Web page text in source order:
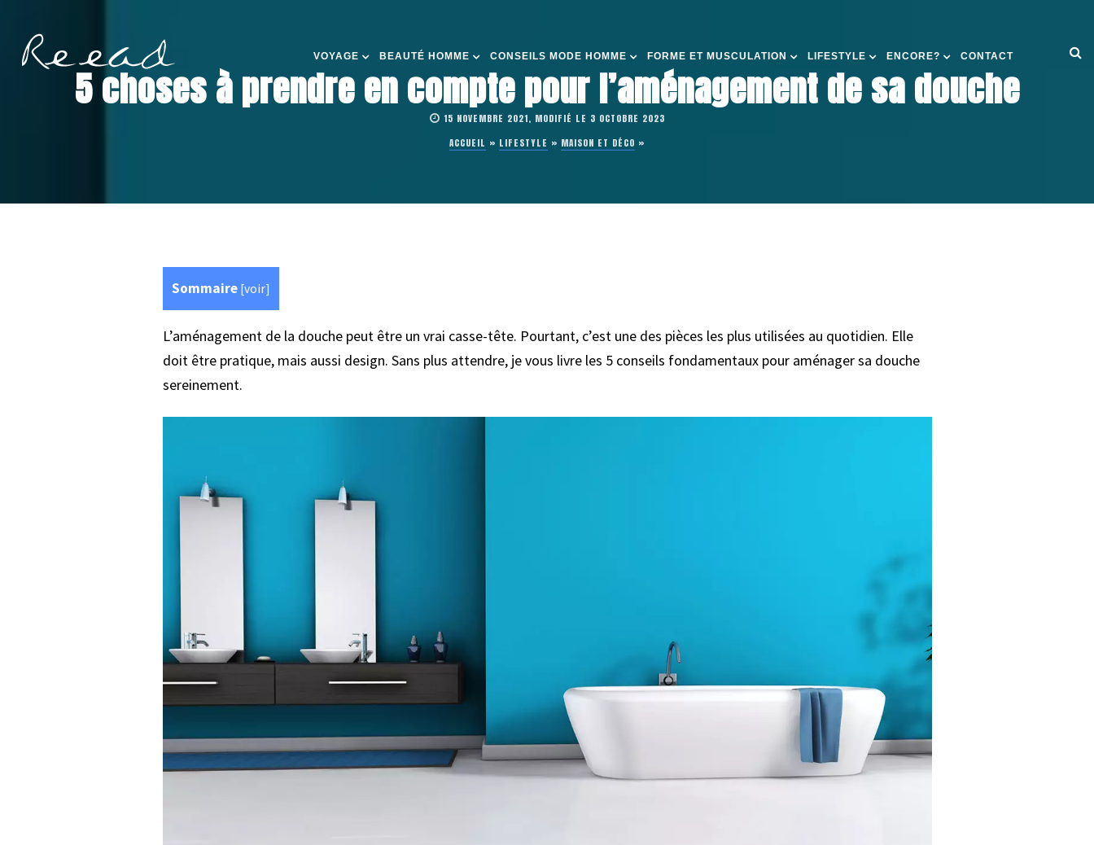
VOYAGE BEAUTÉ HOMME CONSEILS MODE HOMME FORME ET MUSCULATION LIFESTYLE ENCORE? CONTACT
5 choses à prendre en compte pour l’aménagement de sa douche
15 NOVEMBRE 2021, MODIFIÉ LE 3 OCTOBRE 2023
ACCUEIL » LIFESTYLE » MAISON ET DÉCO »
Sommaire [voir]
L’aménagement de la douche peut être un vrai casse-tête. Pourtant, c’est une des pièces les plus utilisées au quotidien. Elle
doit être pratique, mais aussi design. Sans plus attendre, je vous livre les 5 conseils fondamentaux pour aménager sa douche
sereinement.